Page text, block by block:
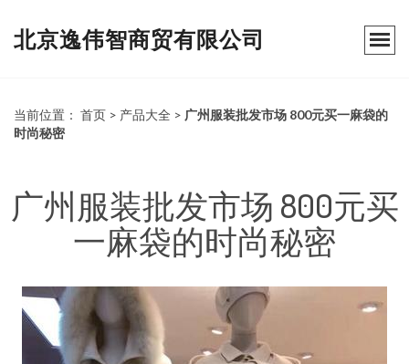
北京逸伟智商贸有限公司
当前位置： 首页 > 产品大全 > 广州服装批发市场 800元买一麻袋的
时尚秘密
广州服装批发市场 800元买
一麻袋的时尚秘密